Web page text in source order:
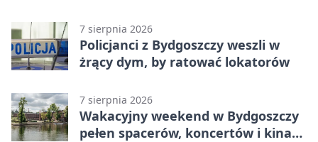
7 sierpnia 2026
Policjanci z Bydgoszczy weszli w
żrący dym, by ratować lokatorów
7 sierpnia 2026
Wakacyjny weekend w Bydgoszczy
pełen spacerów, koncertów i kina